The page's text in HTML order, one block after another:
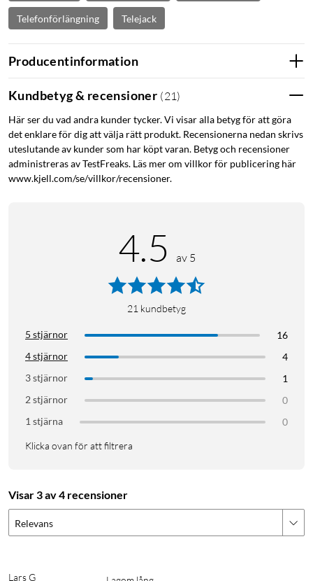
Telefonförlängning Telejack
Producentinformation
Kundbetyg & recensioner (21 )
Här ser du vad andra kunder tycker. Vi visar alla betyg för att göra
det enklare för dig att välja rätt produkt. Recensionerna nedan skrivs
uteslutande av kunder som har köpt varan. Betyg och recensioner
administreras av TestFreaks. Läs mer om villkor för publicering här
www.kjell.com/se/villkor/recensioner.
4.5 av 5
21 kundbetyg
5 stjärnor
16
4 stjärnor
4
3 stjärnor
1
2 stjärnor
0
1 stjärna
0
Klicka ovan för att filtrera
Visar 3 av 4 recensioner
Relevans
Lars G